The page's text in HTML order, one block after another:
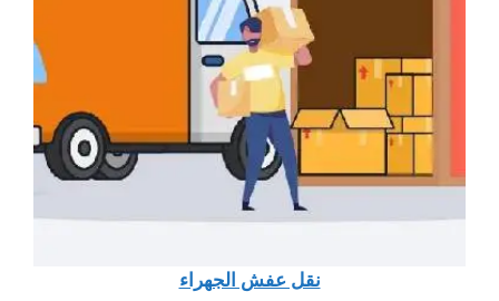
نقل عفش الجهراء